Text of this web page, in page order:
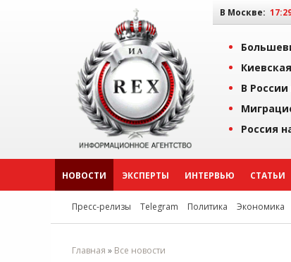
В Москве:
В
Россия
НОВОСТИ ЭКСПЕРТЫ ИНТЕРВЬЮ СТАТЬИ
Пресс-релизы Telegram Политика Экономика
Главная » Все новости